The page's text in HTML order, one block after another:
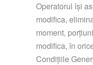
Operatorul își
modifica,
moment,
modifica, în
Condițiile